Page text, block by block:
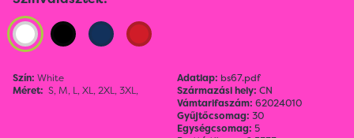
Szín: White
Méret: S, M, L,XL,2XL,3XL,
Adatlap: bs67.pdf
Származási hely: CN
Vámtarifaszám: 62024010
Gyűjtőcsomag: 30
Egységcsomag: 5